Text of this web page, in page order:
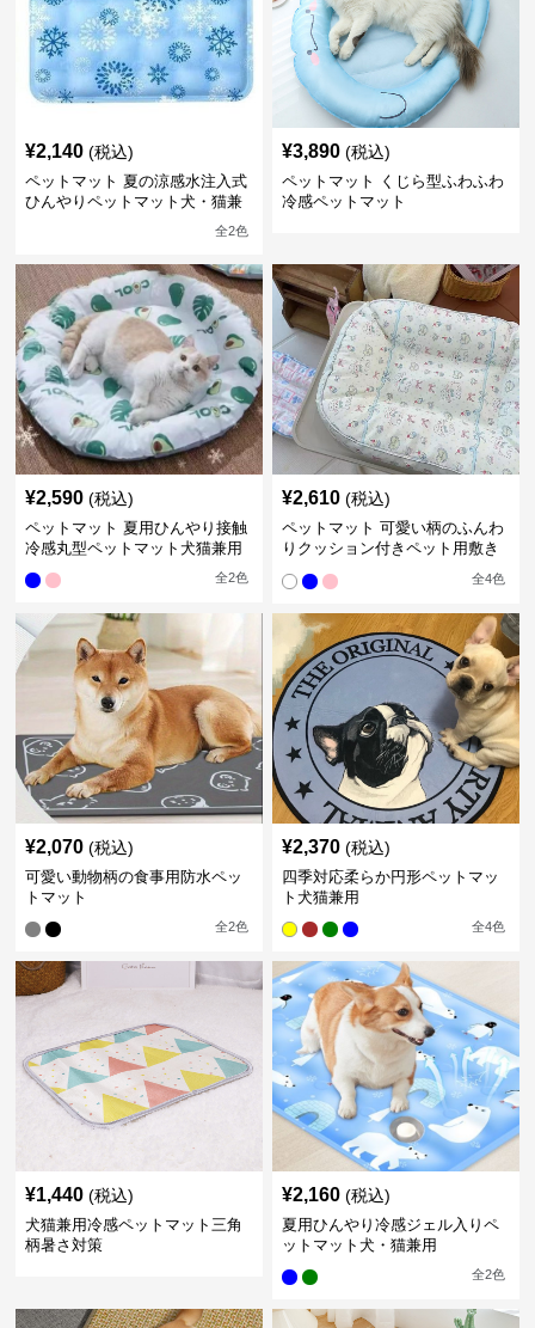
¥2,140 (税込)
ペットマット 夏の涼感水注入式
ひんやりペットマット犬・猫兼
全2色
¥3,890 (税込)
ペットマット くじら型ふわふわ
冷感ペットマット
¥2,590 (税込)
ペットマット 夏用ひんやり接触
冷感丸型ペットマット犬猫兼用
全2色
¥2,610 (税込)
ペットマット 可愛い柄のふんわ
りクッション付きペット用敷き
全4色
¥2,070 (税込)
可愛い動物柄の食事用防水ペッ
トマット
全2色
¥2,370 (税込)
四季対応柔らか円形ペットマッ
ト犬猫兼用
全4色
¥1,440 (税込)
犬猫兼用冷感ペットマット三角
柄暑さ対策
¥2,160 (税込)
夏用ひんやり冷感ジェル入りペ
ットマット犬・猫兼用
全2色